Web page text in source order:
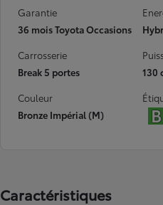
Garantie
36 mois Toyota Occasions
Carrosserie
Break 5 portes
130
Couleur
Bronze Impérial (M)
Caractéristiques